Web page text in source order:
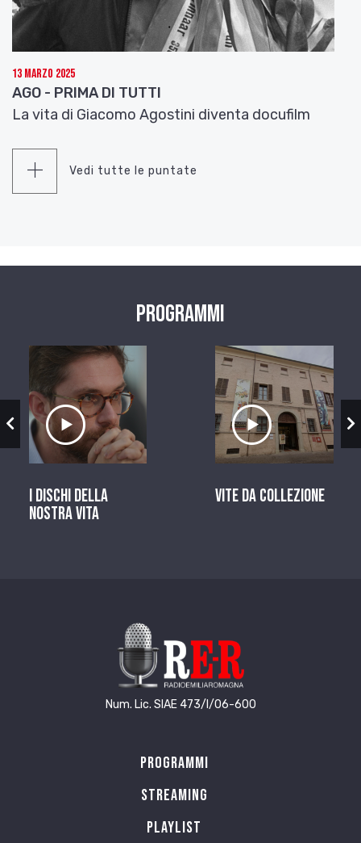
13 Marzo 2025
AGO - PRIMA DI TUTTI
La vita di Giacomo Agostini diventa docufilm
Vedi tutte le puntate
Programmi
Ascolta il servizio
I dischi della
nostra vita
Ascolta il
Vite da Collezione
Num. Lic. SIAE 473/I/06-600
Programmi
Streaming
Playlist